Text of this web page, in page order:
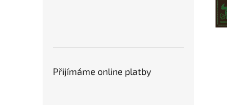
Přijímáme online platby